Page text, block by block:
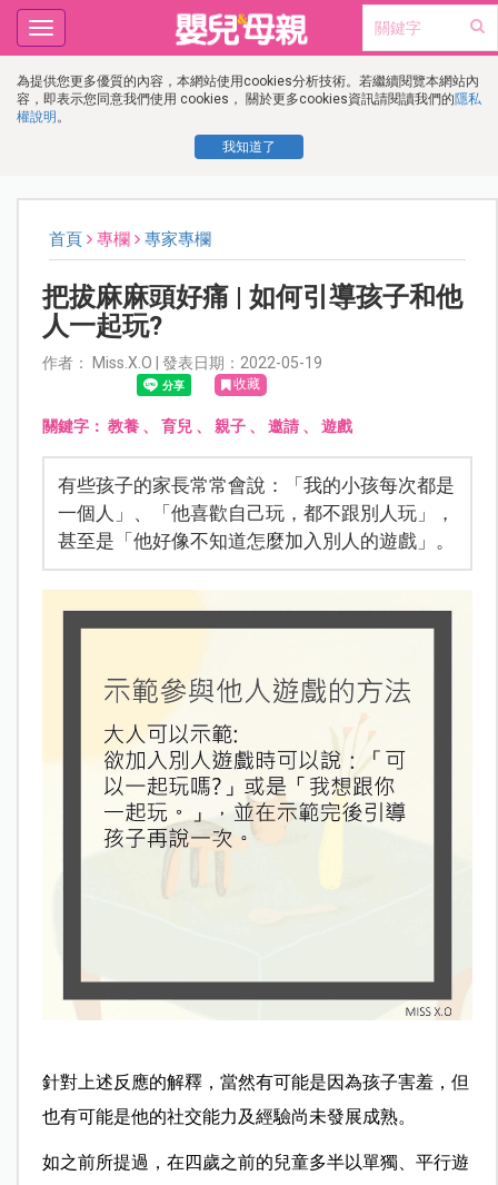
為提供您更多優質的內容，本網站使用cookies分析技術。若繼續閱覽本網站內
容，即表示您同意我們使用 cookies， 關於更多cookies資訊請閱讀我們的隱私
權說明 。
我知道了
Toggle
navigation
首頁 專欄 專家專欄
把拔麻麻頭好痛 | 如何引導孩子和他
人一起玩?
作者： Miss.X.O | 發表日期：2022-05-19
收藏
關鍵字： 教養、 育兒、 親子、 邀請、 遊戲
有些孩子的家長常常會說：「我的小孩每次都是
一個人」、「他喜歡自己玩，都不跟別人玩」，
甚至是「他好像不知道怎麼加入別人的遊戲」。
針對上述反應的解釋，當然有可能是因為孩子害羞，但
也有可能是他的社交能力及經驗尚未發展成熟。
如之前所提過，在四歲之前的兒童多半以單獨、平行遊